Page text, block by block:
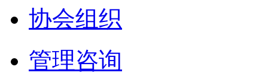
协会组织
管理咨询